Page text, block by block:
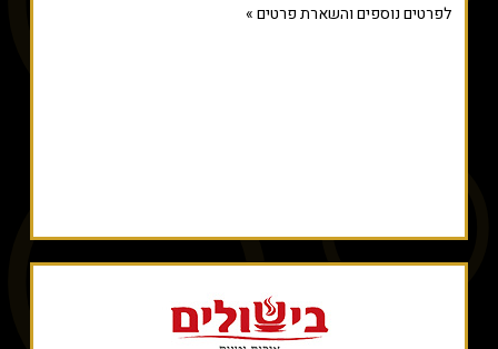
לפרטים נוספים והשארת פרטים »